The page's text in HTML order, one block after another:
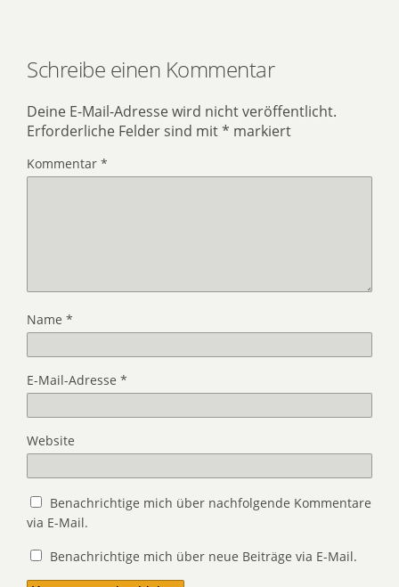
Schreibe einen Kommentar
Deine E-Mail-Adresse wird nicht veröffentlicht.
Erforderliche Felder sind mit* markiert
Kommentar *
Name *
E-Mail-Adresse *
Website
Benachrichtige mich über nachfolgende Kommentare
via E-Mail.
Benachrichtige mich über neue Beiträge via E-Mail.